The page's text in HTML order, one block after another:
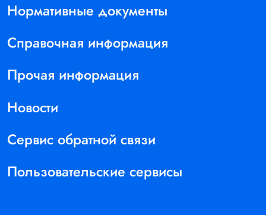
Нормативные документы
Справочная информация
Прочая информация
Новости
Сервис обратной связи
Пользовательские сервисы